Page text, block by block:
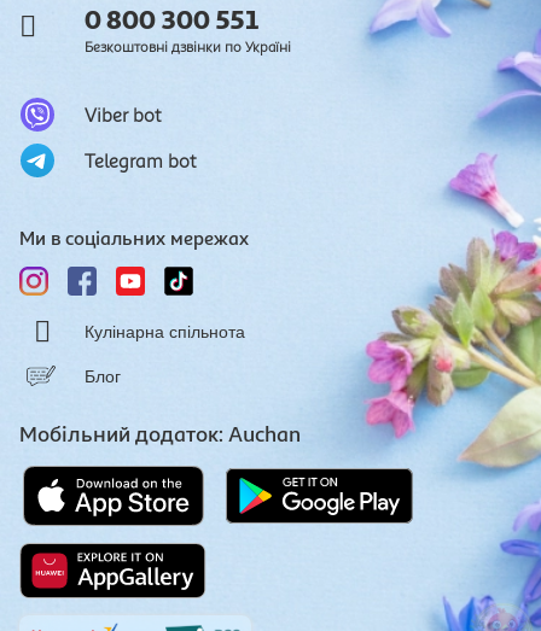
0 800 300 551
Безкоштовні дзвінки по Україні
Viber bot
Telegram bot
Ми в соціальних мережах
Кулінарна спільнота
Блог
Мобільний додаток: Auchan